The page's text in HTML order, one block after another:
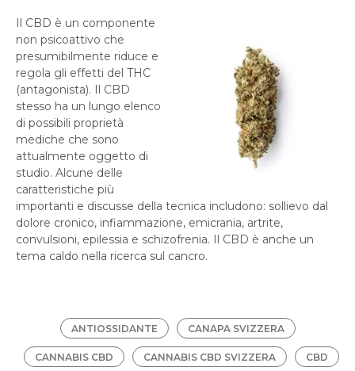
Il CBD è un componente
non psicoattivo che
presumibilmente riduce e
regola gli effetti del THC
(antagonista). Il CBD
stesso ha un lungo elenco
di possibili proprietà
mediche che sono
attualmente oggetto di
studio. Alcune delle
caratteristiche più
importanti e discusse della tecnica includono: sollievo dal
dolore cronico, infiammazione, emicrania, artrite,
convulsioni, epilessia e schizofrenia. Il CBD è anche un
tema caldo nella ricerca sul cancro.
ANTIOSSIDANTE CANAPA SVIZZERA
CANNABIS CBD CANNABIS CBD SVIZZERA CBD